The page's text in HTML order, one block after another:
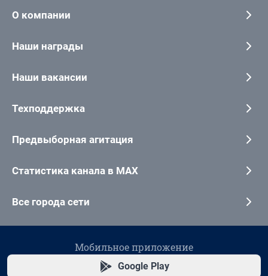
О компании
Наши награды
Наши вакансии
Техподдержка
Предвыборная агитация
Статистика канала в MAX
Все города сети
Мобильное приложение
Google Play